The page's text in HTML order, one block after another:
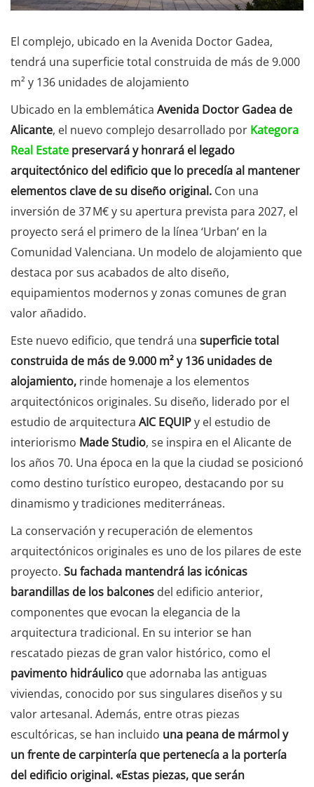
El complejo, ubicado en la Avenida Doctor Gadea,
tendrá una superficie total construida de más de 9.000
m² y 136 unidades de alojamiento
Ubicado en la emblemática Avenida Doctor Gadea de
Alicante, el nuevo complejo desarrollado por Kategora
Real Estate preservará y honrará el legado
arquitectónico del edificio que lo precedía al mantener
elementos clave de su diseño original. Con una
inversión de 37 M€ y su apertura prevista para 2027, el
proyecto será el primero de la línea ‘Urban’ en la
Comunidad Valenciana. Un modelo de alojamiento que
destaca por sus acabados de alto diseño,
equipamientos modernos y zonas comunes de gran
valor añadido.
Este nuevo edificio, que tendrá una superficie total
construida de más de 9.000 m² y 136 unidades de
alojamiento, rinde homenaje a los elementos
arquitectónicos originales. Su diseño, liderado por el
estudio de arquitectura AIC EQUIPy el estudio de
interiorismo Made Studio, se inspira en el Alicante de
los años 70. Una época en la que la ciudad se posicionó
como destino turístico europeo, destacando por su
dinamismo y tradiciones mediterráneas.
La conservación y recuperación de elementos
arquitectónicos originales es uno de los pilares de este
proyecto. Su fachada mantendrá las icónicas
barandillas de los balcones del edificio anterior,
componentes que evocan la elegancia de la
arquitectura tradicional. En su interior se han
rescatado piezas de gran valor histórico, como el
pavimento hidráulico que adornaba las antiguas
viviendas, conocido por sus singulares diseños y su
valor artesanal. Además, entre otras piezas
escultóricas, se han incluido una peana de mármol y
un frente de carpintería que pertenecía a la portería
del edificio original. «Estas piezas, que serán